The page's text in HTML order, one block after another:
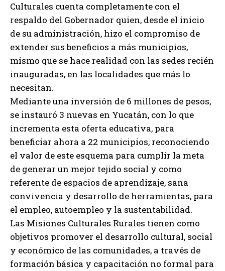
Culturales cuenta completamente con el
respaldo del Gobernador quien, desde el inicio
de su administración, hizo el compromiso de
extender sus beneficios a más municipios,
mismo que se hace realidad con las sedes recién
inauguradas, en las localidades que más lo
necesitan.
Mediante una inversión de 6 millones de pesos,
se instauró 3 nuevas en Yucatán, con lo que
incrementa esta oferta educativa, para
beneficiar ahora a 22 municipios, reconociendo
el valor de este esquema para cumplir la meta
de generar un mejor tejido social y como
referente de espacios de aprendizaje, sana
convivencia y desarrollo de herramientas, para
el empleo, autoempleo y la sustentabilidad.
Las Misiones Culturales Rurales tienen como
objetivos promover el desarrollo cultural, social
y económico de las comunidades, a través de
formación básica y capacitación no formal para